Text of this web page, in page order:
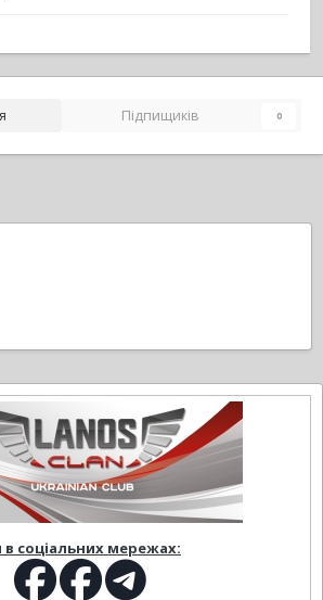
Підпищиків 0
соціальних мережах: